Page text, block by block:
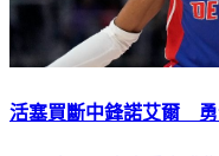
活塞買斷中鋒諾艾爾 勇